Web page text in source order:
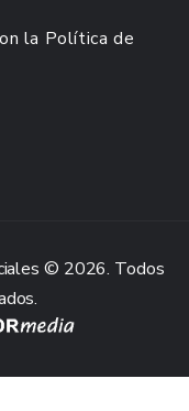
la Política de
© 2026. Todos